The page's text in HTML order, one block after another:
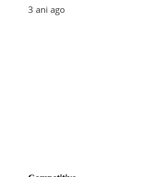
3 ani ago